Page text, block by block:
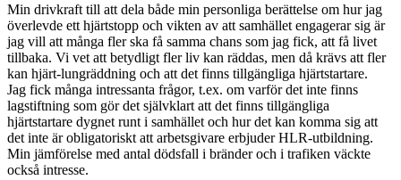
Min drivkraft till att dela både min personliga berättelse om hur jag
överlevde ett hjärtstopp och vikten av att samhället engagerar sig är
jag vill att många fler ska få samma chans som jag fick, att få livet
tillbaka. Vi vet att betydligt fler liv kan räddas, men då krävs att fler
kan hjärt-lungräddning och att det finns tillgängliga hjärtstartare.
Jag fick många intressanta frågor, t.ex. om varför det inte finns
lagstiftning som gör det självklart att det finns tillgängliga
hjärtstartare dygnet runt i samhället och hur det kan komma sig att
det inte är obligatoriskt att arbetsgivare erbjuder HLR-utbildning.
Min jämförelse med antal dödsfall i bränder och i trafiken väckte
också intresse.